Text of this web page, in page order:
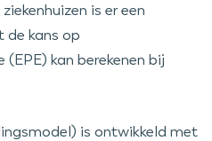
is er een
de kans op
kan berekenen bij
is ontwikkeld met